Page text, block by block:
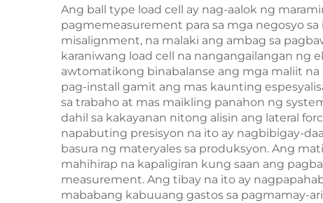
Ang ball type load cell ay nag-aalok ng
pagmemeasurement para sa mga negosyo
misalignment, na malaki ang ambag sa
karaniwang load cell na nangangailangan ng
awtomatikong binabalanse ang mga maliit
pag-install gamit ang mas kaunting
sa trabaho at mas maikling panahon ng
dahil sa kakayanan nitong alisin ang lateral
napabuting presisyon na ito ay nagbibigay-
basura ng materyales sa produksyon. Ang
mahihirap na kapaligiran kung saan ang
measurement. Ang tibay na ito ay
mababang kabuuang gastos sa pagmamay-